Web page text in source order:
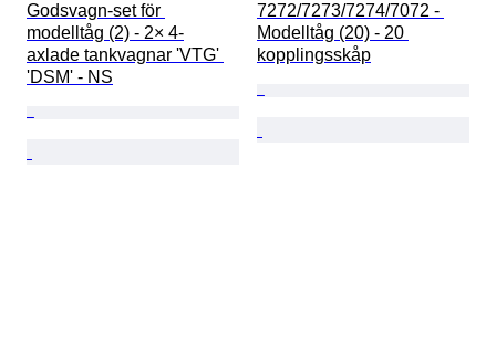
Godsvagn-set för
modelltåg (2) - 2× 4-
axlade tankvagnar 'VTG'
'DSM' - NS
7272/7273/7274/7072 -
Modelltåg (20) - 20
kopplingsskåp